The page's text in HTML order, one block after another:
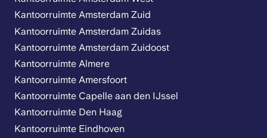
Kantoorruimte Amsterdam Zuid
Kantoorruimte Amsterdam Zuidas
Kantoorruimte Amsterdam Zuidoost
Kantoorruimte Almere
Kantoorruimte Amersfoort
Kantoorruimte Capelle aan den IJssel
Kantoorruimte Den Haag
Kantoorruimte Eindhoven